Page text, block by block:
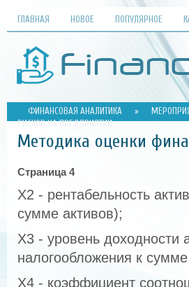
ГЛАВНАЯ НОВОЕ ПОПУЛЯРНОЕ
ФИНАНСОВАЯ АНАЛИТИКА »
РИСКОВ НА ПРЕДПРИЯТИИ
Методика оценки
Страница 4
Х2 - рентабельность
сумме активов);
X3 - уровень доходности
налогообложения к
Х4 - коэффициент